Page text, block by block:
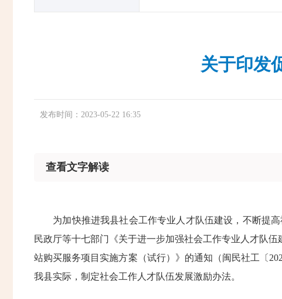
关于印发
发布时间：2023-05-22 16:35
查看文字解读
为加快推进我县社会工作专业人才队伍建设，不断提高
民政厅等十七部门《关于进一步加强社会工作专业人才队
站购买服务项目实施方案（试行）》的通知（闽民社工〔
我县实际，制定社会工作人才队伍发展激励办法。